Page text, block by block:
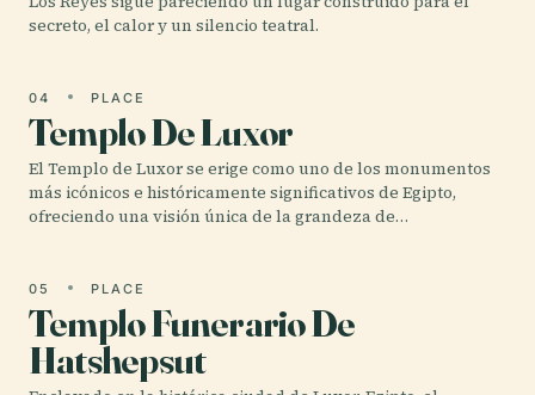
secreto, el calor y un silencio teatral.
04 PLACE
Templo De Luxor
El Templo de Luxor se erige como uno de los monumentos
más icónicos e históricamente significativos de Egipto,
ofreciendo una visión única de la grandeza de…
05 PLACE
Templo Funerario De
Hatshepsut